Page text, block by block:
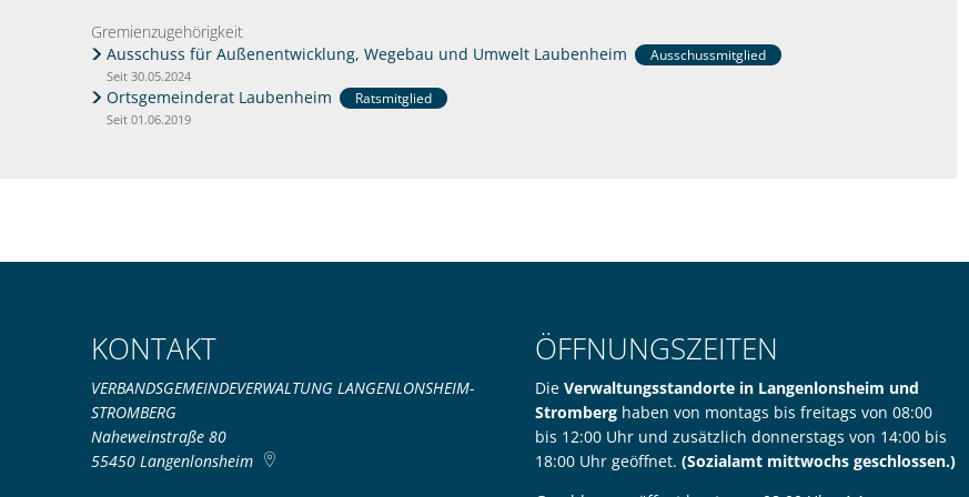
Gremienzugehörigkeit
Ausschuss für Außenentwicklung, Wegebau und Umwelt Laubenheim
Ausschussmitglied
Seit 30.05.2024
Ortsgemeinderat Laubenheim Ratsmitglied
Seit 01.06.2019
KONTAKT
VERBANDSGEMEINDEVERWALTUNG LANGENLONSHEIM-
STROMBERG
Naheweinstraße 80
55450 Langenlonsheim
ÖFFNUNGSZEITEN
Die Verwaltungsstandorte in Langenlonsheim und
Stromberg haben von montags bis freitags von 08:00
bis 12:00 Uhr und zusätzlich donnerstags von 14:00 bis
18:00 Uhr geöffnet. (Sozialamt mittwochs geschlossen.)